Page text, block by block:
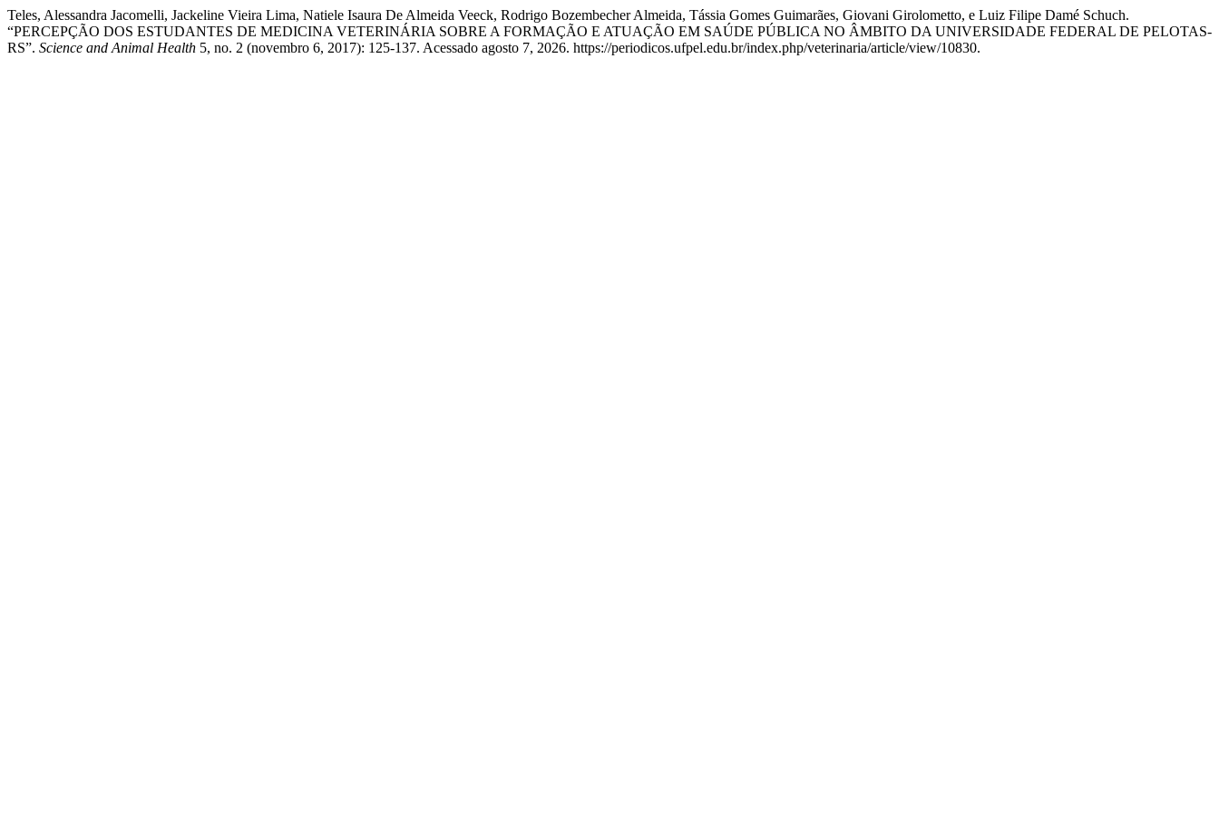
Teles, Alessandra Jacomelli, Jackeline Vieira Lima, Natiele Isaura De Almeida Veeck, Rodrigo Bozembecher Almeida, Tássia Gomes Guimarães, Giovani Girolometto, e Luiz Filipe Damé Schuch.
“PERCEPÇÃO DOS ESTUDANTES DE MEDICINA VETERINÁRIA SOBRE A FORMAÇÃO E ATUAÇÃO EM SAÚDE PÚBLICA NO ÂMBITO DA UNIVERSIDADE FEDERAL DE PELOTAS-
RS”. Science and Animal Health 5, no. 2 (novembro 6, 2017): 125-137. Acessado agosto 7, 2026. https://periodicos.ufpel.edu.br/index.php/veterinaria/article/view/10830.